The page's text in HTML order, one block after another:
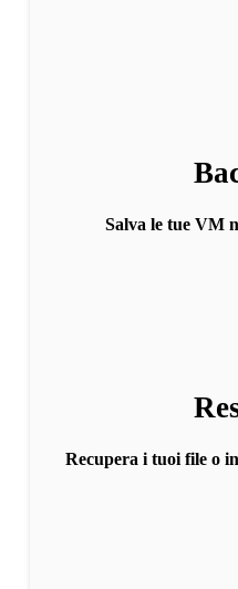
Salva le tue VM
Recupera i tuoi file o